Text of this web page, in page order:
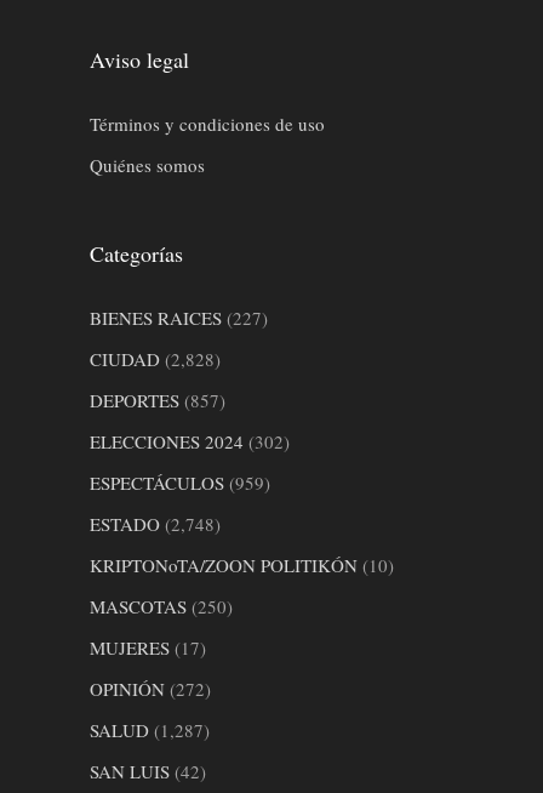
Aviso legal
Términos y condiciones de uso
Quiénes somos
Categorías
BIENES RAICES (227)
CIUDAD (2,828)
DEPORTES (857)
ELECCIONES 2024 (302)
ESPECTÁCULOS (959)
ESTADO (2,748)
KRIPTONoTA/ZOON POLITIKÓN (10)
MASCOTAS (250)
MUJERES (17)
OPINIÓN (272)
SALUD (1,287)
SAN LUIS (42)